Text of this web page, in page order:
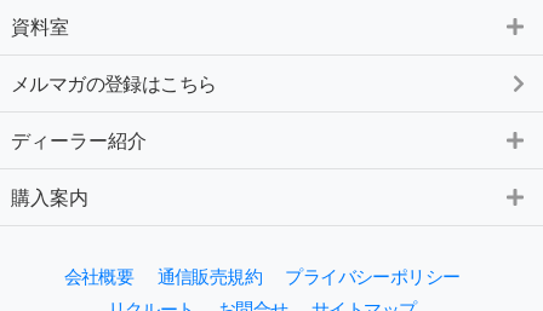
資料室
メルマガの登録はこちら
ディーラー紹介
購入案内
会社概要 通信販売規約
プライバシーポリシー